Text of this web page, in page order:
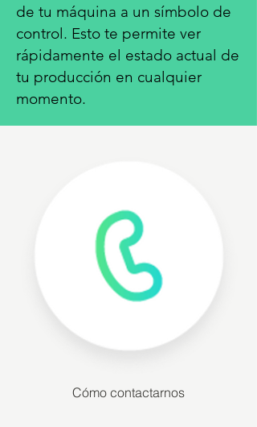
de tu máquina a un símbolo de
control. Esto te permite ver
rápidamente el estado actual de
tu producción en cualquier
momento.
Cómo contactarnos